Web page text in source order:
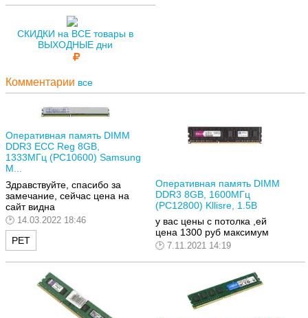
СКИДКИ на ВСЕ товары в
ВЫХОДНЫЕ дни
Комментарии все
Оперативная память DIMM
DDR3 ECC Reg 8GB,
1333МГц (PC10600) Samsung
M...
Здравствуйте, спасибо за
замечание, сейчас цена на
сайт видна
14.03.2022 18:46
РЕТ
Оперативная память DIMM
DDR3 8GB, 1600МГц
(PC12800) Kllisre, 1.5В
у вас цены с потолка ,ей
цена 1300 руб максимум
7.11.2021 14:19